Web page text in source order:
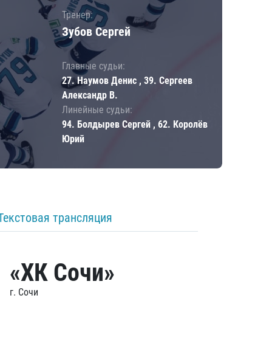
Тренер:
Зубов Сергей
Главные судьи:
27. Наумов Денис , 39. Сергеев
Александр В.
Линейные судьи:
94. Болдырев Сергей , 62. Королёв
Юрий
трансляция
«ХК Сочи»
г. Сочи